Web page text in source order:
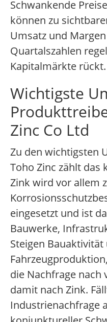
Schwankende
können zu
Umsatz und
Quartalszahlen
Kapitalmärkte rückt.
Wichtigste
Zinc Co Ltd
Zu den wichtigsten
Toho Zinc zählt das
Zink wird vor allem
eingesetzt und ist
Bauwerke,
Steigen Bauaktivität
die Nachfrage nach
damit nach Zink.
Industrienachfrage